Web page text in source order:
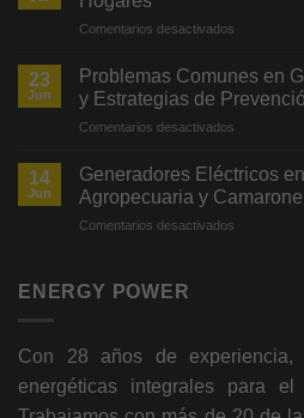
Comentarios desactivados
Solar
en
Hogares
23
Jun
Problemas Comunes en
y Estrategias de
Comentarios desactivados
Comunes
14
Jun
Generadores Eléctricos
Agropecuaria y
Comentarios desactivados
y
Camaronera
ENERGY POWER
Con 28 años de experiencia,
energéticas integrales para el